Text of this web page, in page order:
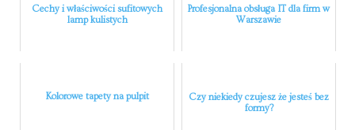
Cechy i właściwości sufitowych
lamp kulistych
Profesjonalna obsługa IT dla firm w
Warszawie
Kolorowe tapety na pulpit
Czy niekiedy czujesz że jesteś bez
formy?